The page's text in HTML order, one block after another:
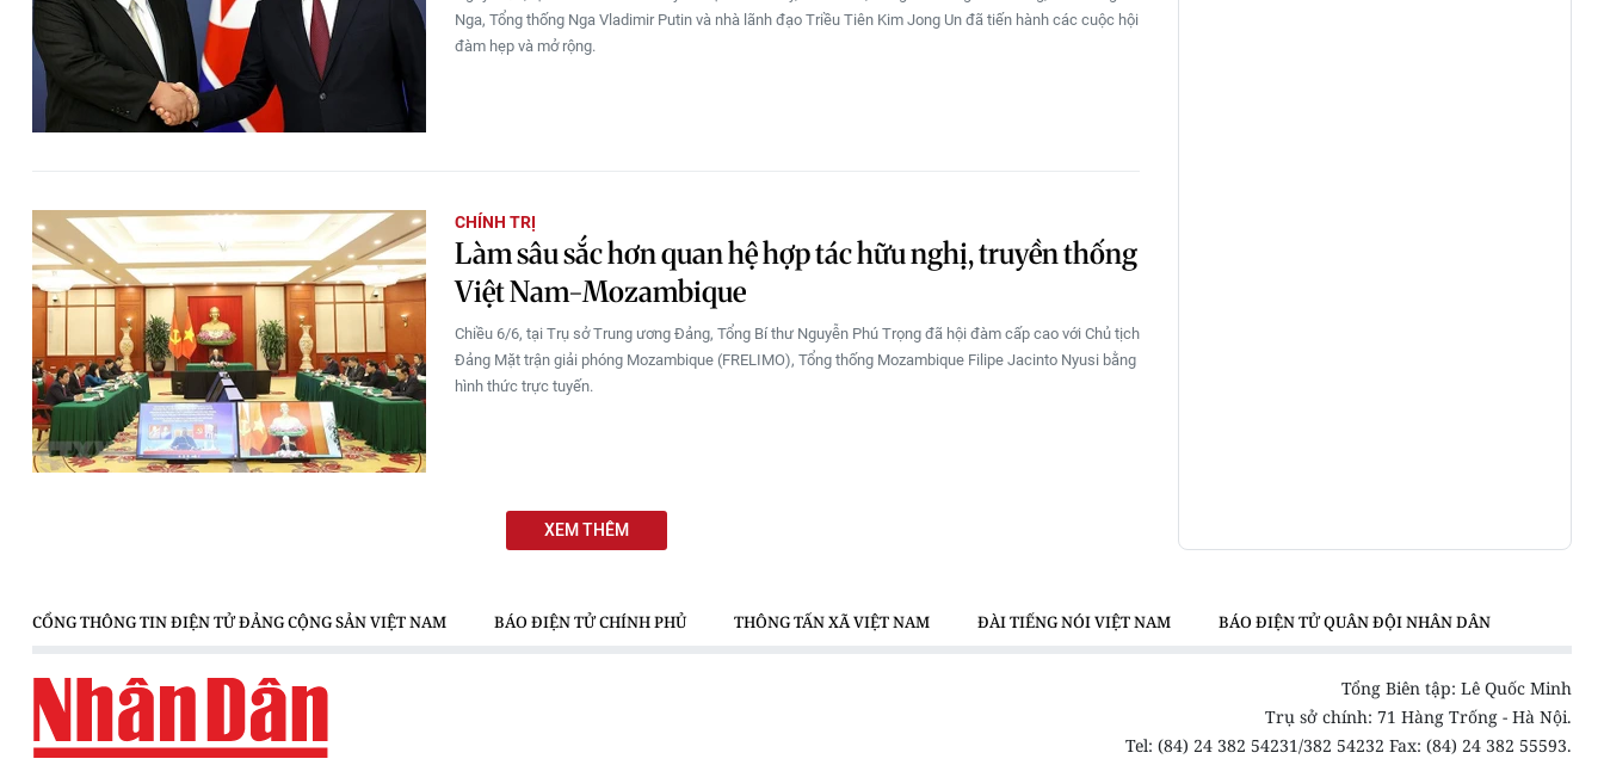
Nga, Tổng thống Nga Vladimir Putin và nhà lãnh đạo Triều Tiên Kim Jong Un đã tiến hành các cuộc hội
đàm hẹp và mở rộng.
CHÍNH TRỊ
Làm sâu sắc hơn quan hệ hợp tác hữu nghị, truyền thống
Việt Nam-Mozambique
Chiều 6/6, tại Trụ sở Trung ương Đảng, Tổng Bí thư Nguyễn Phú Trọng đã hội đàm cấp cao với Chủ tịch
Đảng Mặt trận giải phóng Mozambique (FRELIMO), Tổng thống Mozambique Filipe Jacinto Nyusi bằng
hình thức trực tuyến.
XEM THÊM
CỔNG THÔNG TIN ĐIỆN TỬ ĐẢNG CỘNG SẢN VIỆT NAM BÁO ĐIỆN TỬ CHÍNH PHỦ THÔNG TẤN XÃ VIỆT NAM ĐÀI TIẾNG NÓI VIỆT NAM BÁO ĐIỆN TỬ QUÂN ĐỘI NHÂN DÂN
Tổng Biên tập: Lê Quốc Minh
Trụ sở chính: 71 Hàng Trống - Hà Nội.
Tel: (84) 24 382 54231/382 54232 Fax: (84) 24 382 55593.